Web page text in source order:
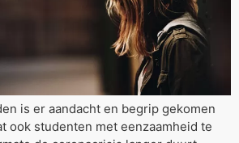
is er aandacht en begrip gekomen
ook studenten met eenzaamheid te